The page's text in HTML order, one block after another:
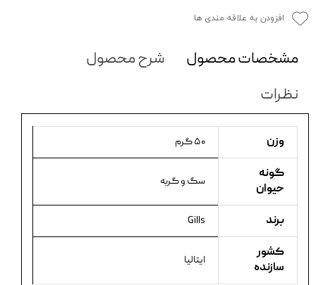
افزودن به علاقه مندی ها
مشخصات محصول
شرح محصول
نظرات
وزن ۵۰ گرم
گونه
حیوان
سگ و گربه
برند Gills
کشور
سازنده
ایتالیا